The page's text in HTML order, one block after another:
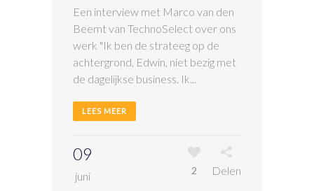
Een interview met Marco van den
Beemt van TechnoSelect over ons
werk "Ik ben de strateeg op de
achtergrond, Edwin, niet bezig met
de dagelijkse business. Ik...
LEES MEER
09
juni 2 Delen